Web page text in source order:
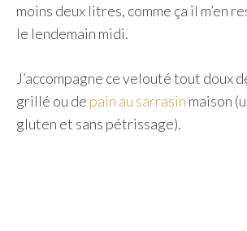
moins deux litres, comme ça il m’en
le lendemain midi.
J’accompagne ce velouté tout doux
grillé ou de pain au sarrasin maison
gluten et sans pétrissage).